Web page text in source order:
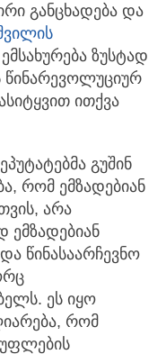
განცხადება და
ზუსტად
წინარევოლუციურ
ითქვა
გუშინ
რომ ემზადებიან
არა
ემზადებიან
წინასაარჩევნო
ეს იყო
რომ